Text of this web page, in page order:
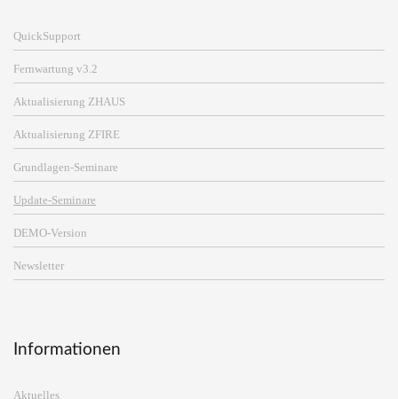
QuickSupport
Fernwartung v3.2
Aktualisierung ZHAUS
Aktualisierung ZFIRE
Grundlagen-Seminare
Update-Seminare
DEMO-Version
Newsletter
Informationen
Aktuelles